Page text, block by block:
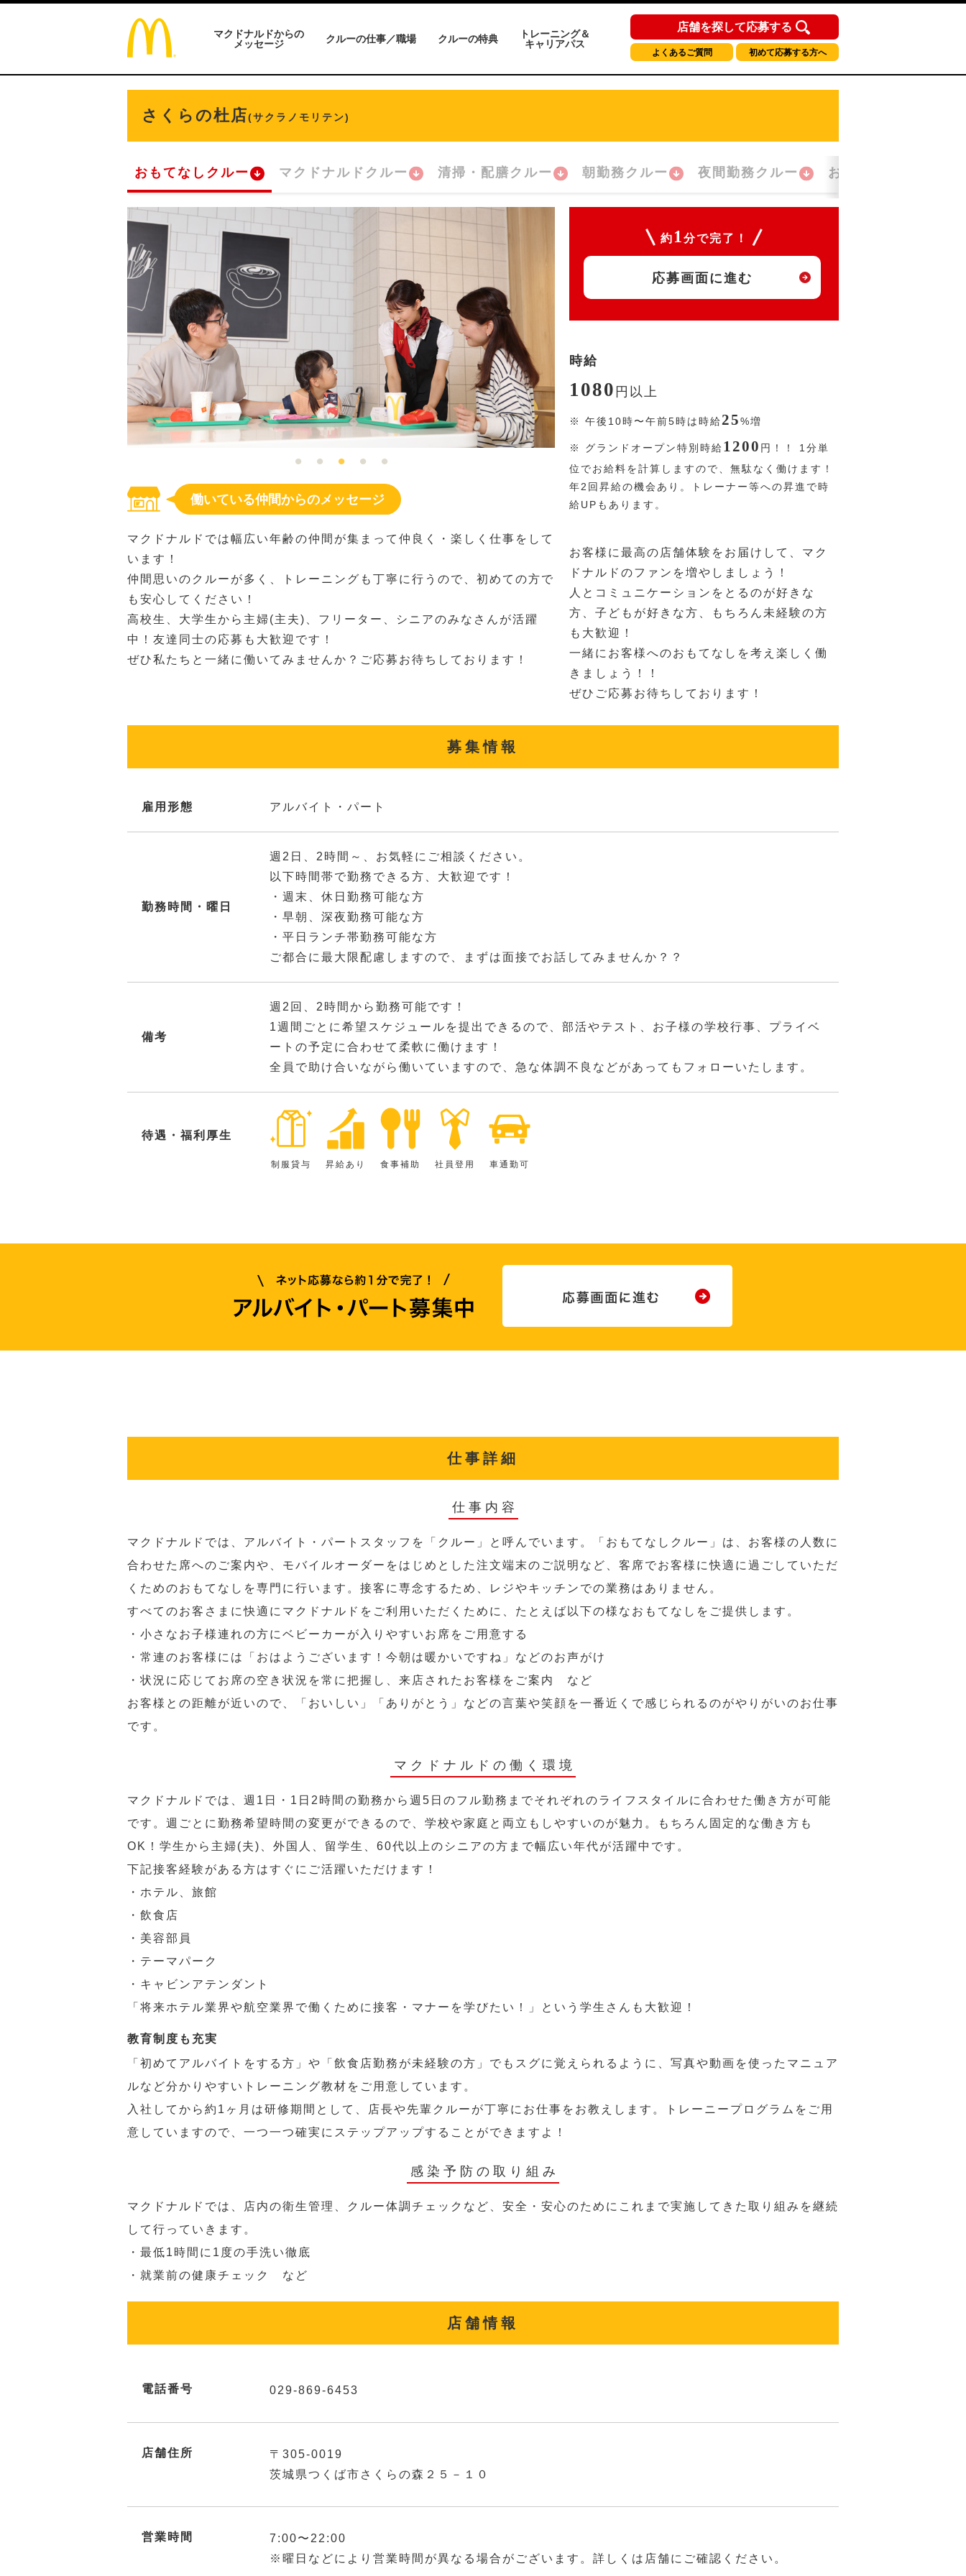
マクドナルドからの
メッセージ
クルーの仕事／職場 クルーの特典
トレーニング＆
キャリアパス
店舗を探して応募する
よくあるご質問 初めて応募する方へ
さくらの杜店(サクラノモリテン)
おもてなしクルー マクドナルドクルー 清掃・配膳クルー 朝勤務クルー 夜間勤務クルー おかえり！クルー
働いている仲間からのメッセージ
マクドナルドでは幅広い年齢の仲間が集まって仲良く・楽しく仕事をして
います！
仲間思いのクルーが多く、トレーニングも丁寧に行うので、初めての方で
も安心してください！
高校生、大学生から主婦(主夫)、フリーター、シニアのみなさんが活躍
中！友達同士の応募も大歓迎です！
ぜひ私たちと一緒に働いてみませんか？ご応募お待ちしております！
約 1 分で完了！
応募画面に進む
時給
1080 円 以上
※ 午後10時〜午前5時は時給25%増
※ グランドオープン特別時給 1200 円
！！ 1分単
位でお給料を計算しますので、無駄なく働けます！
年2回昇給の機会あり。トレーナー等への昇進で時
給UPもあります。
お客様に最高の店舗体験をお届けして、マク
ドナルドのファンを増やしましょう！
人とコミュニケーションをとるのが好きな
方、子どもが好きな方、もちろん未経験の方
も大歓迎！
一緒にお客様へのおもてなしを考え楽しく働
きましょう！！
ぜひご応募お待ちしております！
募集情報
雇用形態 アルバイト・パート
勤務時間・曜日
週2日、2時間～、お気軽にご相談ください。
以下時間帯で勤務できる方、大歓迎です！
・週末、休日勤務可能な方
・早朝、深夜勤務可能な方
・平日ランチ帯勤務可能な方
ご都合に最大限配慮しますので、まずは面接でお話してみませんか？？
備考
週2回、2時間から勤務可能です！
1週間ごとに希望スケジュールを提出できるので、部活やテスト、お子様の学校行事、プライベ
ートの予定に合わせて柔軟に働けます！
全員で助け合いながら働いていますので、急な体調不良などがあってもフォローいたします。
待遇・福利厚生
制服貸与 昇給あり 食事補助 社員登用 車通勤可
仕事詳細
仕事内容
マクドナルドでは、アルバイト・パートスタッフを「クルー」と呼んでいます。「おもてなしクルー」は、お客様の人数に
合わせた席へのご案内や、モバイルオーダーをはじめとした注文端末のご説明など、客席でお客様に快適に過ごしていただ
くためのおもてなしを専門に行います。接客に専念するため、レジやキッチンでの業務はありません。
すべてのお客さまに快適にマクドナルドをご利用いただくために、たとえば以下の様なおもてなしをご提供します。
・小さなお子様連れの方にベビーカーが入りやすいお席をご用意する
・常連のお客様には「おはようございます！今朝は暖かいですね」などのお声がけ
・状況に応じてお席の空き状況を常に把握し、来店されたお客様をご案内 など
お客様との距離が近いので、「おいしい」「ありがとう」などの言葉や笑顔を一番近くで感じられるのがやりがいのお仕事
です。
マクドナルドの働く環境
マクドナルドでは、週1日・1日2時間の勤務から週5日のフル勤務までそれぞれのライフスタイルに合わせた働き方が可能
です。週ごとに勤務希望時間の変更ができるので、学校や家庭と両立もしやすいのが魅力。もちろん固定的な働き方も
OK！学生から主婦(夫)、外国人、留学生、60代以上のシニアの方まで幅広い年代が活躍中です。
下記接客経験がある方はすぐにご活躍いただけます！
・ホテル、旅館
・飲食店
・美容部員
・テーマパーク
・キャビンアテンダント
「将来ホテル業界や航空業界で働くために接客・マナーを学びたい！」という学生さんも大歓迎！
教育制度も充実
「初めてアルバイトをする方」や「飲食店勤務が未経験の方」でもスグに覚えられるように、写真や動画を使ったマニュア
ルなど分かりやすいトレーニング教材をご用意しています。
入社してから約1ヶ月は研修期間として、店長や先輩クルーが丁寧にお仕事をお教えします。トレーニープログラムをご用
意していますので、一つ一つ確実にステップアップすることができますよ！
感染予防の取り組み
マクドナルドでは、店内の衛生管理、クルー体調チェックなど、安全・安心のためにこれまで実施してきた取り組みを継続
して行っていきます。
・最低1時間に1度の手洗い徹底
・就業前の健康チェック など
店舗情報
電話番号 029-869-6453
店舗住所
〒305-0019
茨城県つくば市さくらの森２５－１０
営業時間
7:00〜22:00
※曜日などにより営業時間が異なる場合がございます。詳しくは店舗にご確認ください。